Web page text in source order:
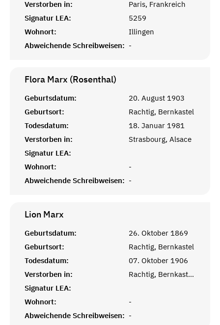
Verstorben in:
Paris, Frankreich
Signatur LEA:
5259
Wohnort:
Illingen
Abweichende Schreibweisen: -
Flora Marx (Rosenthal)
Geburtsdatum:
20. August 1903
Geburtsort:
Rachtig, Bernkastel
Todesdatum:
18. Januar 1981
Verstorben in:
Strasbourg, Alsace
Signatur LEA:
Wohnort:
-
Abweichende Schreibweisen: -
Lion Marx
Geburtsdatum:
26. Oktober 1869
Geburtsort:
Rachtig, Bernkastel
Todesdatum:
07. Oktober 1906
Verstorben in:
Rachtig, Bernkastel-Wittlich
Signatur LEA:
Wohnort:
-
Abweichende Schreibweisen: -